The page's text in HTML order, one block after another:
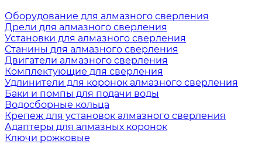
Оборудование для алмазного сверления
Дрели для алмазного сверления
Установки для алмазного сверления
Станины для алмазного сверления
Двигатели алмазного сверления
Комплектующие для сверления
Удлинители для коронок алмазного сверления
Баки и помпы для подачи воды
Водосборные кольца
Крепеж для установок алмазного сверления
Адаптеры для алмазных коронок
Ключи рожковые